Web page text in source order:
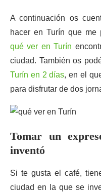
A continuación os
hacer en Turín que me
qué ver en Turín
ciudad. También os
Turín en 2 días, en el
para disfrutar de dos
Tomar un
inventó
Si te gusta el café,
ciudad en la que se